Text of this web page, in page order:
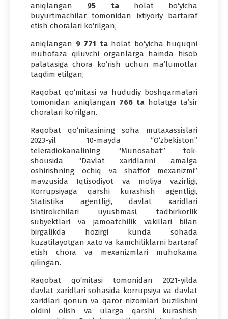
aniqlangan 95 taholat bo‘yicha
buyurtmachilar tomonidan ixtiyoriy bartaraf
etish choralari ko‘rilgan;
aniqlangan 9 771 taholat bo‘yicha huquqni
muhofaza qiluvchi organlarga hamda hisob
palatasiga chora ko‘rish uchun ma’lumotlar
taqdim etilgan;
Raqobat qo‘mitasi va hududiy boshqarmalari
tomonidan aniqlangan 766 ta holatga ta’sir
choralari ko‘rilgan.
Raqobat qo‘mitasining soha mutaxassislari
2023-yil 10-mayda “O‘zbekiston”
teleradiokanalining “Munosabat” tok-
shousida “Davlat xaridlarini amalga
oshirishning ochiq va shaffof mexanizmi”
mavzusida Iqtisodiyot va moliya vazirligi,
Korrupsiyaga qarshi kurashish agentligi,
Statistika agentligi, davlat xaridlari
ishtirokchilari uyushmasi, tadbirkorlik
subyektlari va jamoatchilik vakillari bilan
birgalikda hozirgi kunda sohada
kuzatilayotgan xato va kamchiliklarni bartaraf
etish chora va mexanizmlari muhokama
qilingan.
Raqobat qo‘mitasi tomonidan 2021-yilda
davlat xaridlari sohasida korrupsiya va davlat
xaridlari qonun va qaror nizomlari buzilishini
oldini olish va ularga qarshi kurashish